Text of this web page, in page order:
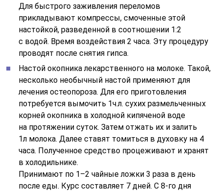
Для быстрого заживления переломов
прикладывают компрессы, смоченные этой
настойкой, разведенной в соотношении 1:2
с водой. Время воздействия 2 часа. Эту процедуру
проводят после снятия гипса.
Настой окопника лекарственного на молоке. Такой,
несколько необычный настой применяют для
лечения остеопороза. Для его приготовления
потребуется вымочить 1ч.л. сухих размельченных
корней окопника в холодной кипяченой воде
на протяжении суток. Затем отжать их и залить
1л молока. Далее ставят томиться в духовку на 4
часа. Полученное средство процеживают и хранят
в холодильнике.
Принимают по 1–2 чайные ложки 3 раза в день
после еды. Курс составляет 7 дней. С 8-го дня